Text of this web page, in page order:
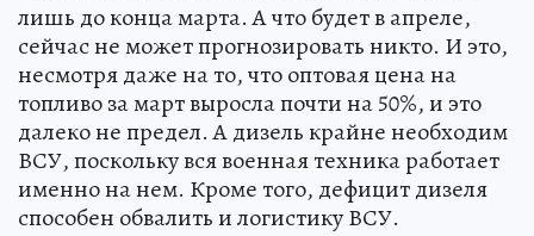
лишь до конца марта. А что будет в апреле,
сейчас не может прогнозировать никто. И это,
несмотря даже на то, что оптовая цена на
топливо за март выросла почти на 50%, и это
далеко не предел. А дизель крайне необходим
ВСУ, поскольку вся военная техника работает
именно на нем. Кроме того, дефицит дизеля
способен обвалить и логистику ВСУ.